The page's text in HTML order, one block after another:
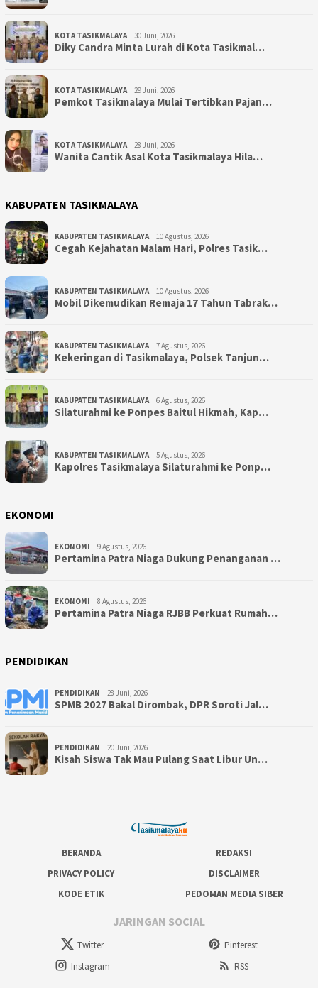
KOTA TASIKMALAYA 30 Juni, 2026
Diky Candra Minta Lurah di Kota Tasikmal…
KOTA TASIKMALAYA 29 Juni, 2026
Pemkot Tasikmalaya Mulai Tertibkan Pajan…
KOTA TASIKMALAYA 28 Juni, 2026
Wanita Cantik Asal Kota Tasikmalaya Hila…
KABUPATEN TASIKMALAYA
KABUPATEN TASIKMALAYA 10 Agustus, 2026
Cegah Kejahatan Malam Hari, Polres Tasik…
KABUPATEN TASIKMALAYA 10 Agustus, 2026
Mobil Dikemudikan Remaja 17 Tahun Tabrak…
KABUPATEN TASIKMALAYA 7 Agustus, 2026
Kekeringan di Tasikmalaya, Polsek Tanjun…
KABUPATEN TASIKMALAYA 6 Agustus, 2026
Silaturahmi ke Ponpes Baitul Hikmah, Kap…
KABUPATEN TASIKMALAYA 5 Agustus, 2026
Kapolres Tasikmalaya Silaturahmi ke Ponp…
EKONOMI
EKONOMI 9 Agustus, 2026
Pertamina Patra Niaga Dukung Penanganan …
EKONOMI 8 Agustus, 2026
Pertamina Patra Niaga RJBB Perkuat Rumah…
PENDIDIKAN
PENDIDIKAN 28 Juni, 2026
SPMB 2027 Bakal Dirombak, DPR Soroti Jal…
PENDIDIKAN 20 Juni, 2026
Kisah Siswa Tak Mau Pulang Saat Libur Un…
BERANDA
REDAKSI
PRIVACY POLICY
DISCLAIMER
KODE ETIK
PEDOMAN MEDIA SIBER
JARINGAN SOCIAL
Twitter
Pinterest
Instagram
RSS